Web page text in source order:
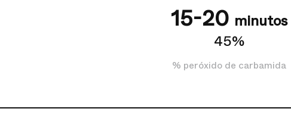
15-20 minutos
45%
% peróxido de carbamida